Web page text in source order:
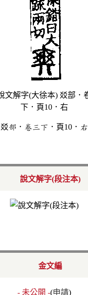
㸚部．卷三下．頁10．右
說文解字(段注本)
金文編
- 未公開 -(申請)